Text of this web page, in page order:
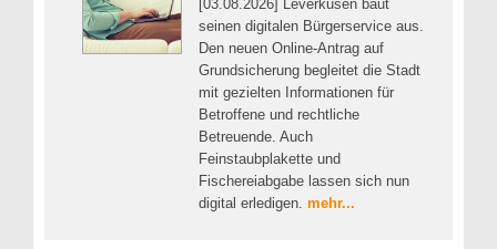
[03.08.2026] Leverkusen baut
seinen digitalen Bürgerservice aus.
Den neuen Online-Antrag auf
Grundsicherung begleitet die Stadt
mit gezielten Informationen für
Betroffene und rechtliche
Betreuende. Auch
Feinstaubplakette und
Fischereiabgabe lassen sich nun
digital erledigen. mehr...